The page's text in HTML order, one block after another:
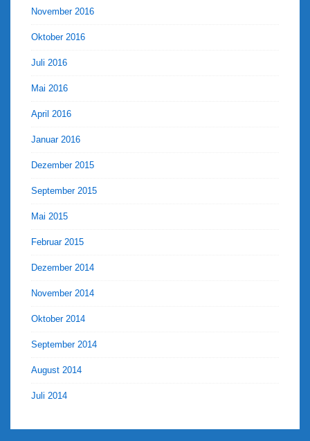
November 2016
Oktober 2016
Juli 2016
Mai 2016
April 2016
Januar 2016
Dezember 2015
September 2015
Mai 2015
Februar 2015
Dezember 2014
November 2014
Oktober 2014
September 2014
August 2014
Juli 2014